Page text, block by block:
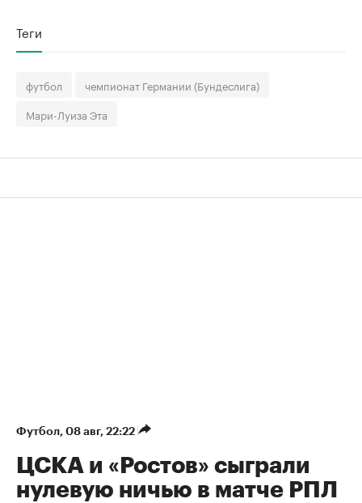
Теги
футбол
чемпионат Германии (Бундеслига)
Мари-Луиза Эта
Футбол⁠, 08 авг, 22:22
ЦСКА и «Ростов» сыграли
нулевую ничью в матче РПЛ